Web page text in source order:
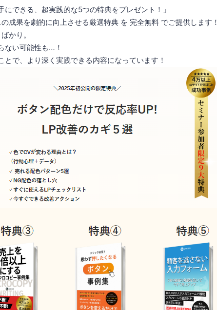
にできる、超実践的な5つの特典をプレゼント！」
成果を劇的に向上させる厳選特典 を 完全無料 でご提供します！
かり。
ない可能性も…！
で、より深く実践できる内容になっています！